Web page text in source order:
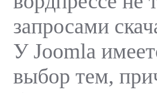
запросами
У Joomla
выбор тем,